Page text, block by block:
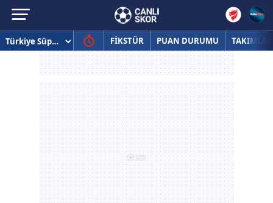
FİKSTÜR PUAN DURUMU TAKIMLAR